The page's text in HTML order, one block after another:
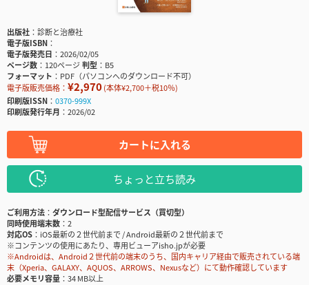
出版社
診断と治療社
電子版ISBN
電子版発売日
2026/02/05
ページ数
120ページ判型
B5
フォーマット
PDF（パソコンへのダウンロード不可）
電子版販売価格： ¥2,970(本体¥2,700＋税10％)
印刷版ISSN
0370-999X
印刷版発行年月
2026/02
カートに入れる
ちょっと立ち読み
ご利用方法
ダウンロード型配信サービス（買切型）
同時使用端末数
2
対応OS
iOS最新の２世代前まで / Android最新の２世代前まで
※コンテンツの使用にあたり、専用ビューアisho.jpが必要
※Androidは、Android２世代前の端末のうち、国内キャリア経由で販売されている端
末（Xperia、GALAXY、AQUOS、ARROWS、Nexusなど）にて動作確認しています
必要メモリ容量
34 MB以上